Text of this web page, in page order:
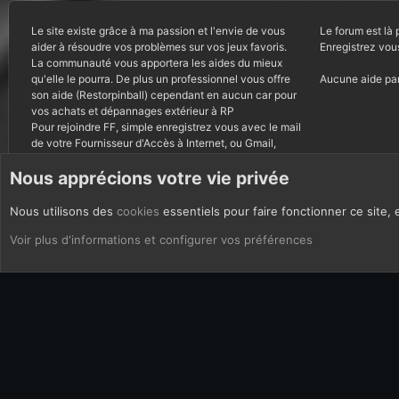
Le site existe grâce à ma passion et l'envie de vous
aider à résoudre vos problèmes sur vos jeux favoris.
La communauté vous apportera les aides du mieux
qu'elle le pourra. De plus un professionnel vous offre
son aide (Restorpinball) cependant en aucun car pour
vos achats et dépannages extérieur à RP
Pour rejoindre FF, simple enregistrez vous avec le mail
de votre Fournisseur d'Accès à Internet, ou Gmail,
Le forum est là
Enregistrez
Aucune aide
CoOkies Français (FR)
Nous apprécions votre vie privée
Nous utilisons des cookies essentiels pour faire fonctionner ce site,
Voir plus d'informations et configurer vos préférences